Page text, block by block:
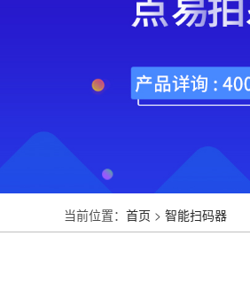
当前位置： 首页 > 智能扫码器